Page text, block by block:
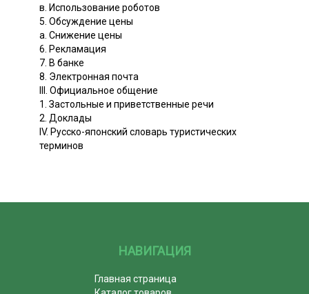
в. Использование роботов
5. Обсуждение цены
а. Снижение цены
6. Рекламация
7. В банке
8. Электронная почта
III. Официальное общение
1. Застольные и приветственные речи
2. Доклады
IV. Русско-японский словарь туристических
терминов
НАВИГАЦИЯ
Главная страница